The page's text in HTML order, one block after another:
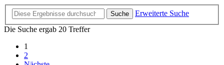
Suche
Erweiterte Suche
Die Suche ergab 20 Treffer
1
2